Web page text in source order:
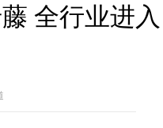
全行业进入